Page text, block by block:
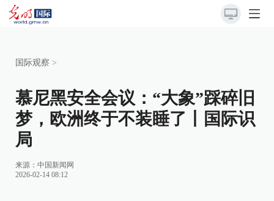
国际观察 >
慕尼黑安全会议：“大象”踩碎旧
梦，欧洲终于不装睡了丨国际识
局
来源： 中国新闻网
2026-02-14 08:12